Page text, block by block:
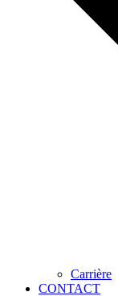
Carrière
CONTACT